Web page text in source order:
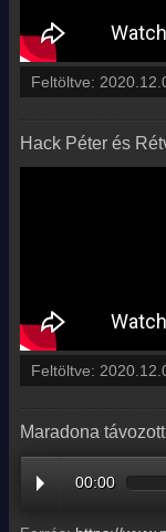
Feltöltve:
Hack Péter és
Feltöltve:
Maradona
00:00